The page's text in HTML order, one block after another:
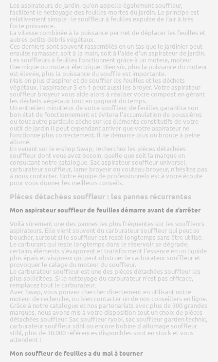
Les aspirateurs de jardin, qu’on appelle également souffleur,
facilitent le nettoyage des feuilles mortes du jardin. Le principe est
relativement simple : le souffleur à feuilles expulse de l’air à très
forte puissance.
La vitesse combinée à la puissance permet de déplacer les feuilles et
autres petits débris végétaux.
Ces derniers sont souvent rassemblés en un tas que le jardinier peut
ensuite ramasser, soit à la main, soit à l’aide d’un aspirateur de jardin.
Les souffleurs à feuilles fonctionnent grâce à un moteur, moteur
thermique ou moteur électrique. Bien sûr, plus la puissance du moteur
est élevée, plus la puissance du souffle est importante.
Mais en plus d’aspirer et de souffler les feuilles et les déchets
végétaux, l’aspirateur 3-en-1 peut aussi les broyer. Votre aspirateur
souffleur broyeur vous aide alors à réaliser votre compost en gérant
les déchets végétaux tout en gagnant du temps.
Un entretien minutieux de votre souffleur de feuilles garantira son
bon état de fonctionnement et évitera l’accumulation de poussières
ou tout autre particule sèche sur les éléments constitutifs de votre
outil de jardin Il peut cependant arriver que votre aspirateur ne
fonctionne plus correctement. Il ne démarre plus ou broute à peine
allumé.
En venant sur le e-shop Swap, recherchez les pièces détachées
souffleur dont vous avez besoin, quelle que soit la marque en
consultant notre catalogue. Sac aspirateur souffleur universel,
carburateur souffleur, lame broyeur ou couteau broyeur, n’hésitez pas
à nous contacter. Notre équipe de professionnels est à votre écoute
pour vous donner les meilleurs conseils.
Pièces détachées souffleur : les pannes récurrentes
Mon aspirateur souffleur de feuilles démarre avant de s’arrêter
Voilà sûrement une des pannes les plus fréquentes sur les souffleurs
aspirateurs. Elle vient souvent du carburateur souffleur qui peut se
boucher, surtout si le souffleur est resté longtemps sans être utilisé.
Le carburant qui reste longtemps dans le réservoir se dégrade,
certains éléments s’évaporent et transforment l’essence en un liquide
plus épais et visqueux qui peut obstruer le carburateur souffleur et
provoquer le calage du moteur du souffleur.
Le carburateur souffleur est une des pièces détachées souffleur les
plus sollicitées. Si le nettoyage du carburateur n’est pas efficace,
remplacez tout le carburateur.
Avec Swap, vous pouvez chercher directement en utilisant notre
moteur de recherche, ou bien contacter un de nos conseillers en ligne.
Grâce à notre catalogue et nos partenariats avec plus de 300 grandes
marques, nous avons mis à votre disposition tout un choix de pièces
détachées souffleur. Sac souffleur ryobi, sac souffleur garden technic,
carburateur souffleur stihl ou encore bobine d allumage souffleur
stihl, plus de 30.000 références disponibles sont en stock et vous
attendent !
Mon souffleur de feuilles a du mal à tourner